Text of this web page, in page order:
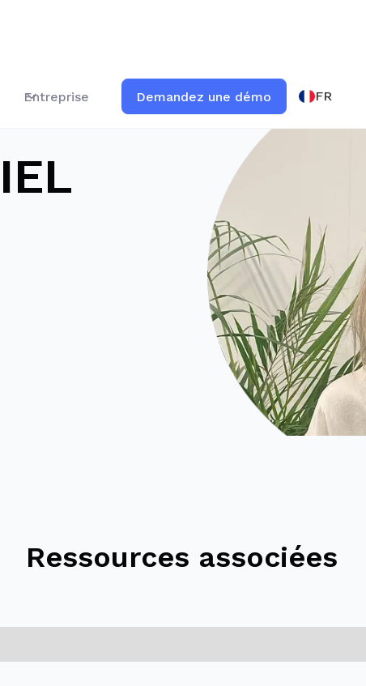
Entreprise Demandez une démo FR
Ressources associées